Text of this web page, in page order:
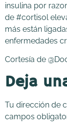
insulina por
de #cortisol
más están
enfermedades
Cortesía de
Deja
Tu dirección de
campos